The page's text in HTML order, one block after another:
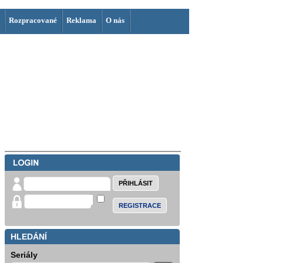
Rozpracované Reklama O nás
REGISTRACE
HLEDÁNÍ
Seriály